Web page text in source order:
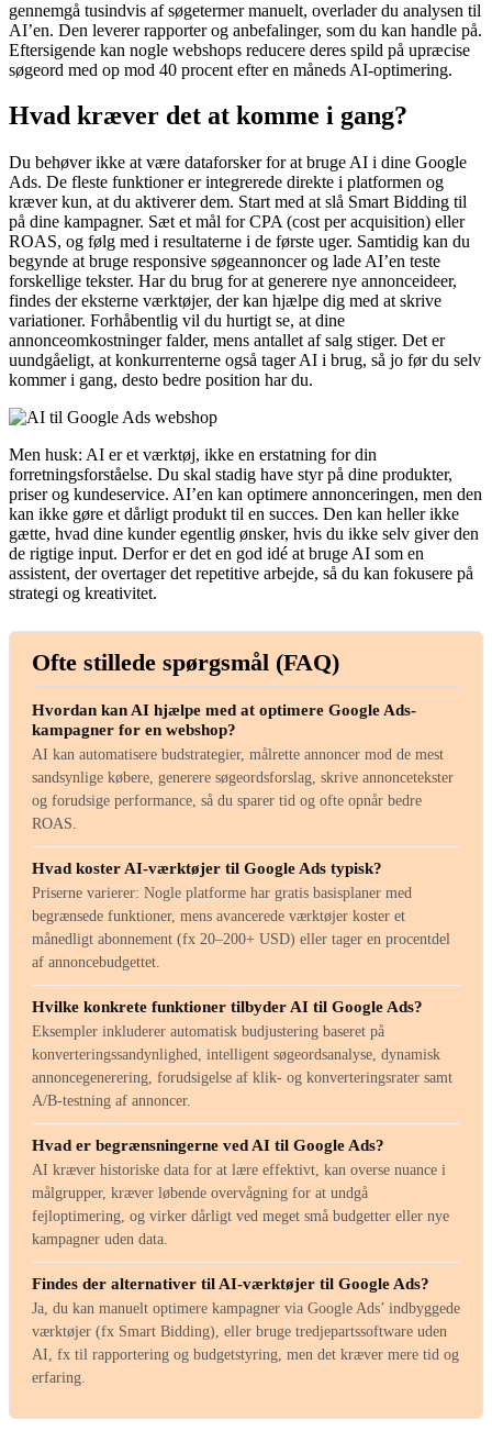
gennemgå tusindvis af søgetermer manuelt, overlader du analysen til
AI’en. Den leverer rapporter og anbefalinger, som du kan handle på.
Eftersigende kan nogle webshops reducere deres spild på upræcise
søgeord med op mod 40 procent efter en måneds AI-optimering.
Hvad kræver det at komme i gang?
Du behøver ikke at være dataforsker for at bruge AI i dine Google
Ads. De fleste funktioner er integrerede direkte i platformen og
kræver kun, at du aktiverer dem. Start med at slå Smart Bidding til
på dine kampagner. Sæt et mål for CPA (cost per acquisition) eller
ROAS, og følg med i resultaterne i de første uger. Samtidig kan du
begynde at bruge responsive søgeannoncer og lade AI’en teste
forskellige tekster. Har du brug for at generere nye annonceideer,
findes der eksterne værktøjer, der kan hjælpe dig med at skrive
variationer. Forhåbentlig vil du hurtigt se, at dine
annonceomkostninger falder, mens antallet af salg stiger. Det er
uundgåeligt, at konkurrenterne også tager AI i brug, så jo før du selv
kommer i gang, desto bedre position har du.
Men husk: AI er et værktøj, ikke en erstatning for din
forretningsforståelse. Du skal stadig have styr på dine produkter,
priser og kundeservice. AI’en kan optimere annonceringen, men den
kan ikke gøre et dårligt produkt til en succes. Den kan heller ikke
gætte, hvad dine kunder egentlig ønsker, hvis du ikke selv giver den
de rigtige input. Derfor er det en god idé at bruge AI som en
assistent, der overtager det repetitive arbejde, så du kan fokusere på
strategi og kreativitet.
Ofte stillede spørgsmål (FAQ)
Hvordan kan AI hjælpe med at optimere Google Ads-
kampagner for en webshop?
AI kan automatisere budstrategier, målrette annoncer mod de mest
sandsynlige købere, generere søgeordsforslag, skrive annoncetekster
og forudsige performance, så du sparer tid og ofte opnår bedre
ROAS.
Hvad koster AI-værktøjer til Google Ads typisk?
Priserne varierer: Nogle platforme har gratis basisplaner med
begrænsede funktioner, mens avancerede værktøjer koster et
månedligt abonnement (fx 20–200+ USD) eller tager en procentdel
af annoncebudgettet.
Hvilke konkrete funktioner tilbyder AI til Google Ads?
Eksempler inkluderer automatisk budjustering baseret på
konverteringssandynlighed, intelligent søgeordsanalyse, dynamisk
annoncegenerering, forudsigelse af klik- og konverteringsrater samt
A/B-testning af annoncer.
Hvad er begrænsningerne ved AI til Google Ads?
AI kræver historiske data for at lære effektivt, kan overse nuance i
målgrupper, kræver løbende overvågning for at undgå
fejloptimering, og virker dårligt ved meget små budgetter eller nye
kampagner uden data.
Findes der alternativer til AI-værktøjer til Google Ads?
Ja, du kan manuelt optimere kampagner via Google Ads’ indbyggede
værktøjer (fx Smart Bidding), eller bruge tredjepartssoftware uden
AI, fx til rapportering og budgetstyring, men det kræver mere tid og
erfaring.